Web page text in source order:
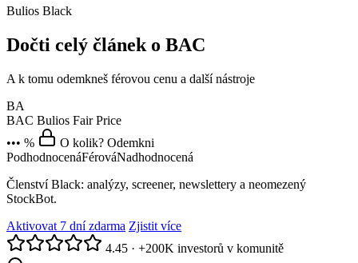
Bulios Black
Dočti celý článek o BAC
A k tomu odemkneš férovou cenu a další nástroje
BA
BAC Bulios Fair Price
••• %
O kolik? Odemkni
PodhodnocenáFérováNadhodnocená
Členství Black: analýzy, screener, newslettery a neomezený
StockBot.
Aktivovat 7 dní zdarma Zjistit více
4.45 · +200K investorů v komunitě